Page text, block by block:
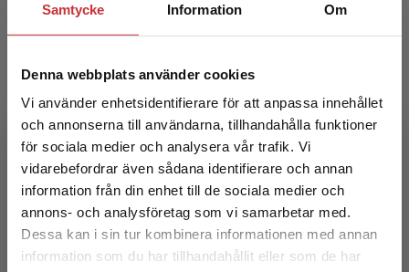
Samtycke Information Om
Denna webbplats använder cookies
Vi använder enhetsidentifierare för att anpassa innehållet
och annonserna till användarna, tillhandahålla funktioner
för sociala medier och analysera vår trafik. Vi
vidarebefordrar även sådana identifierare och annan
information från din enhet till de sociala medier och
annons- och analysföretag som vi samarbetar med.
Dessa kan i sin tur kombinera informationen med annan
information som du har tillhandahållit eller som de har
Begränsad fraktregion
Det verkar som att du besöker
Utbildning, makt och politik
Lindblad, S - Lundahl, L (red.)
376 kr inkl. moms